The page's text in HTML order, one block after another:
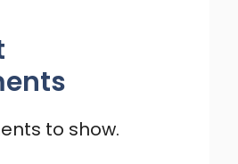
to show.